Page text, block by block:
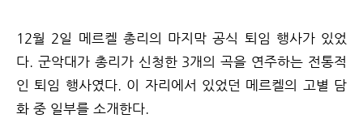
12월 2일 메르켈 총리의 마지막 공식 퇴임 행사가 있었
다. 군악대가 총리가 신청한 3개의 곡을 연주하는 전통적
인 퇴임 행사였다. 이 자리에서 있었던 메르켈의 고별 담
화 중 일부를 소개한다.